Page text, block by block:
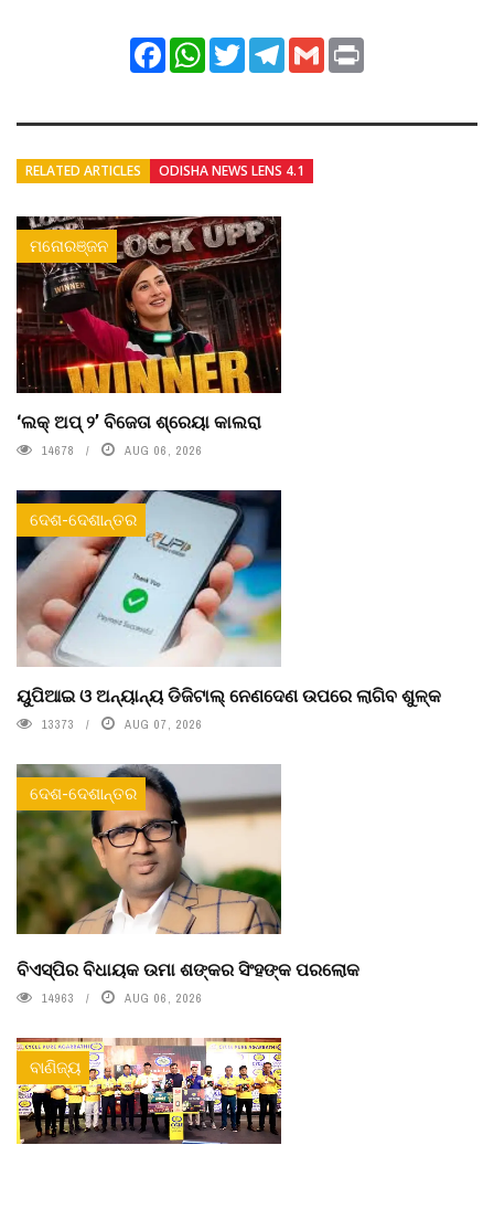
FacebookWhatsApp
TwitterTelegram
Gmail
RELATED ARTICLES ODISHA NEWS LENS 4.1
ମନୋରଞ୍ଜନ
‘ଲକ୍ ଅପ୍ ୨’ ବିଜେତା ଶ୍ରେୟା କାଲରା
14678 AUG 06, 2026
ଦେଶ-ଦେଶାନ୍ତର
ୟୁପିଆଇ ଓ ଅନ୍ୟାନ୍ୟ ଡିଜିଟାଲ୍ ନେଣଦେଣ ଉପରେ ଲାଗିବ ଶୁଳ୍କ
13373 AUG 07, 2026
ଦେଶ-ଦେଶାନ୍ତର
ବିଏସ୍‌ପିର ବିଧାୟକ ଉମା ଶଙ୍କର ସିଂହଙ୍କ ପରଲୋକ
14963 AUG 06, 2026
ବାଣିଜ୍ୟ